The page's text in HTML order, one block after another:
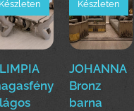
Készleten
JOHANNA
Bronz
barna
Készleten